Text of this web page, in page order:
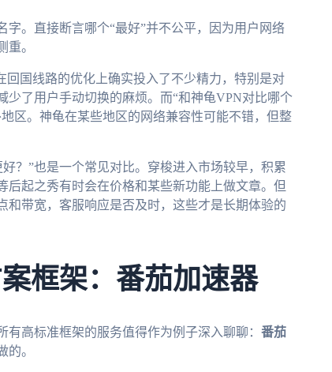
。直接断言哪个“最好”并不公平，因为用户网络
。
回国线路的优化上确实投入了不少精力，特别是对
了用户手动切换的麻烦。而“和神龟VPN对比哪个
区。神龟在某些地区的网络兼容性可能不错，但整
？”也是一个常见对比。穿梭进入市场较早，积累
起之秀有时会在价格和某些新功能上做文章。但
带宽，客服响应是否及时，这些才是长期体验的
框架：番茄加速器
高标准框架的服务值得作为例子深入聊聊： 番茄
的。